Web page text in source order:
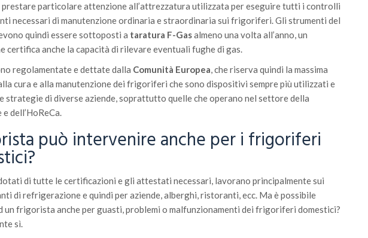
prestare particolare attenzione all’attrezzatura utilizzata per eseguire tutti i controlli
necessari di manutenzione ordinaria e straordinaria sui frigoriferi. Gli strumenti del
quindi essere sottoposti a taratura F-Gasalmeno una volta all’anno, un
certifica anche la capacità di rilevare eventuali fughe di gas.
regolamentate e dettate dalla Comunità Europea, che riserva quindi la massima
cura e alla manutenzione dei frigoriferi che sono dispositivi sempre più utilizzati e
strategie di diverse aziende, soprattutto quelle che operano nel settore della
dell’HoReCa.
può intervenire anche per i frigoriferi
di tutte le certificazioni e gli attestati necessari, lavorano principalmente sui
di refrigerazione e quindi per aziende, alberghi, ristoranti, ecc. Ma è possibile
un frigorista anche per guasti, problemi o malfunzionamenti dei frigoriferi domestici?
sì.